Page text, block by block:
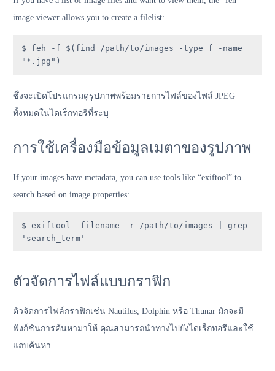
image viewer allows you to create a filelist:
$ feh -f $(find /path/to/images -type f -name
"*.jpg")
ซึ่งจะเปิดโปรแกรมดูรูปภาพพร้อมรายการไฟล์ของไฟล์ JPEG
ทั้งหมดในไดเร็กทอรีที่ระบุ
การใช้เครื่องมือข้อมูลเมตาของรูปภาพ
If your images have metadata, you can use tools like “exiftool” to
search based on image properties:
$ exiftool -filename -r /path/to/images | grep
'search_term'
ตัวจัดการไฟล์แบบกราฟิก
ตัวจัดการไฟล์กราฟิกเช่น Nautilus, Dolphin หรือ Thunar มักจะมี
ฟังก์ชันการค้นหามาให้ คุณสามารถนำทางไปยังไดเร็กทอรีและใช้
แถบค้นหา